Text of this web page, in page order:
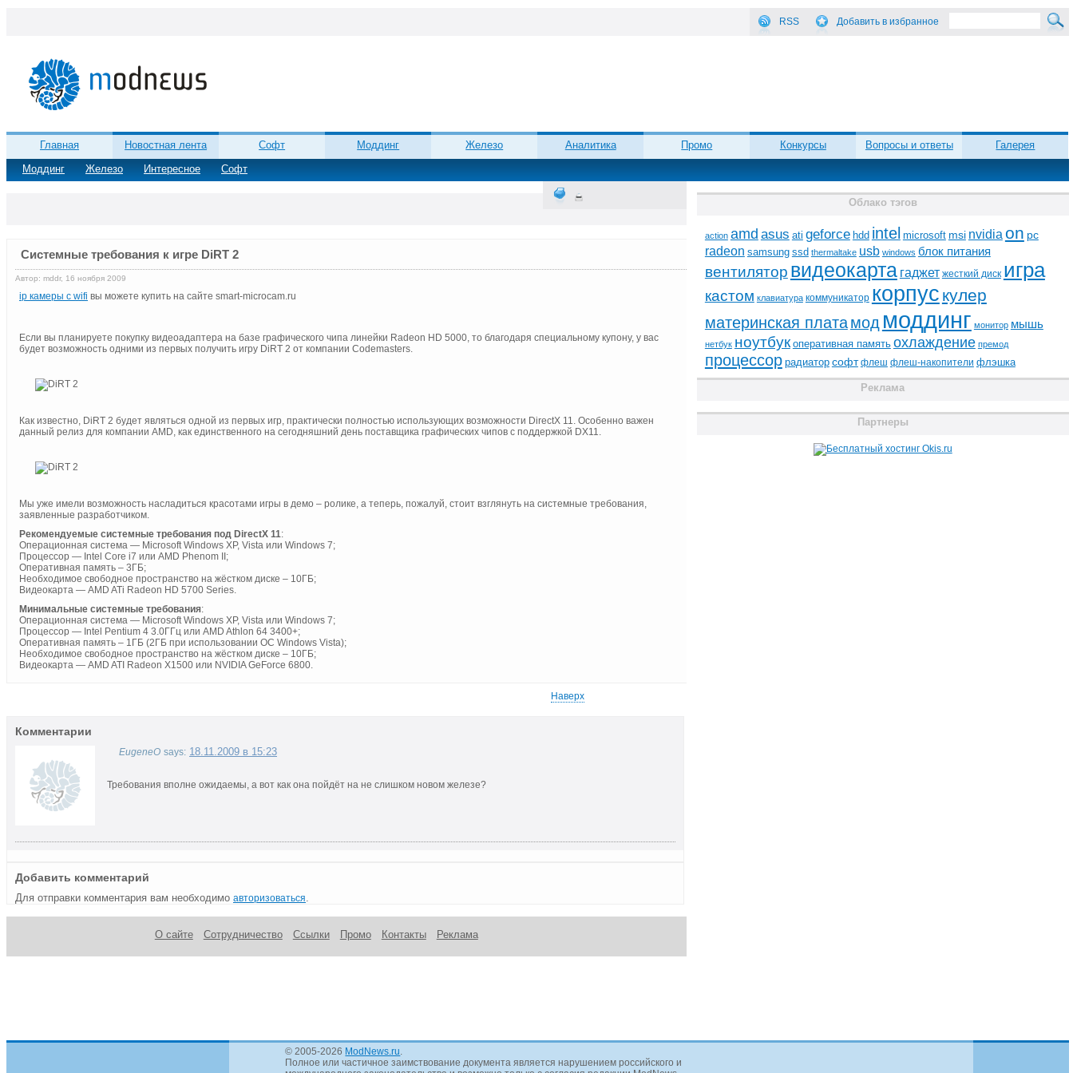
RSS Добавить в избранное
Главная
Новостная лента
Моддинг
Железо Интересное Софт
Софт Моддинг Железо Аналитика Промо Конкурсы Вопросы и ответы Галерея
Системные требования к игре DiRT 2
Автор: mddr, 16 ноября 2009
ip камеры с wifi вы можете купить на сайте smart-microcam.ru
Если вы планируете покупку видеоадаптера на базе графического чипа линейки Radeon HD 5000, то благодаря специальному купону, у вас
будет возможность одними из первых получить игру DiRT 2 от компании Codemasters.
Как известно, DiRT 2 будет являться одной из первых игр, практически полностью использующих возможности DirectX 11. Особенно важен
данный релиз для компании AMD, как единственного на сегодняшний день поставщика графических чипов с поддержкой DX11.
Мы уже имели возможность насладиться красотами игры в демо – ролике, а теперь, пожалуй, стоит взглянуть на системные требования,
заявленные разработчиком.
Рекомендуемые системные требования под DirectX 11:
Операционная система — Microsoft Windows XP, Vista или Windows 7;
Процессор — Intel Core i7 или AMD Phenom II;
Оперативная память – 3ГБ;
Необходимое свободное пространство на жёстком диске – 10ГБ;
Видеокарта — AMD ATi Radeon HD 5700 Series.
Минимальные системные требования:
Операционная система — Microsoft Windows XP, Vista или Windows 7;
Процессор — Intel Pentium 4 3.0ГГц или AMD Athlon 64 3400+;
Оперативная память – 1ГБ (2ГБ при использовании ОС Windows Vista);
Необходимое свободное пространство на жёстком диске – 10ГБ;
Видеокарта — AMD ATI Radeon X1500 или NVIDIA GeForce 6800.
Наверх
Комментарии
EugeneO says: 18.11.2009 в 15:23
Требования вполне ожидаемы, а вот как она пойдёт на не слишком новом железе?
Добавить комментарий
Для отправки комментария вам необходимо авторизоваться
О сайте Сотрудничество Ссылки Промо Контакты Реклама
Облако тэгов
action amd asus ati geforce hdd intel microsoft msi nvidia on pc
radeon samsung ssd thermaltake usb windows блок питания
вентилятор видеокарта гаджет жесткий диск игра
кастом клавиатура коммуникатор корпус кулер
материнская платамод моддинг монитор мышь
нетбук ноутбук оперативная память охлаждение премод
процессор радиатор софт флеш флеш-накопители флэшка
Реклама
Партнеры
© 2005-2026 ModNews.ru
Полное или частичное заимствование документа является нарушением российского и